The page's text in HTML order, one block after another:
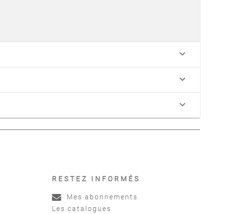
keyboard_arrow_down
keyboard_arrow_down
keyboard_arrow_down
RESTEZ INFORMÉS
Mes abonnements
Les catalogues